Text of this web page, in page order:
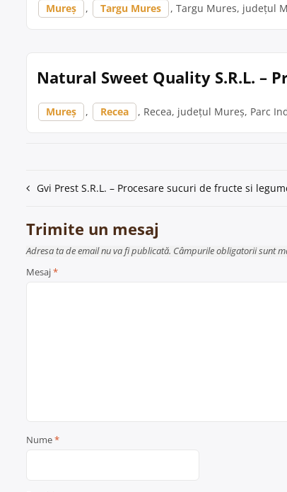
Mureș , Targu Mures , Targu Mures, județul
Natural Sweet Quality S.R.L. –
Mureș , Recea , Recea, județul Mureș, Parc
Navigare
articole
Gvi Prest S.R.L. – Procesare sucuri de fructe si
Trimite un mesaj
Adresa ta de email nu va fi publicată. Câmpurile obligatorii sunt
Mesaj*
Nume*